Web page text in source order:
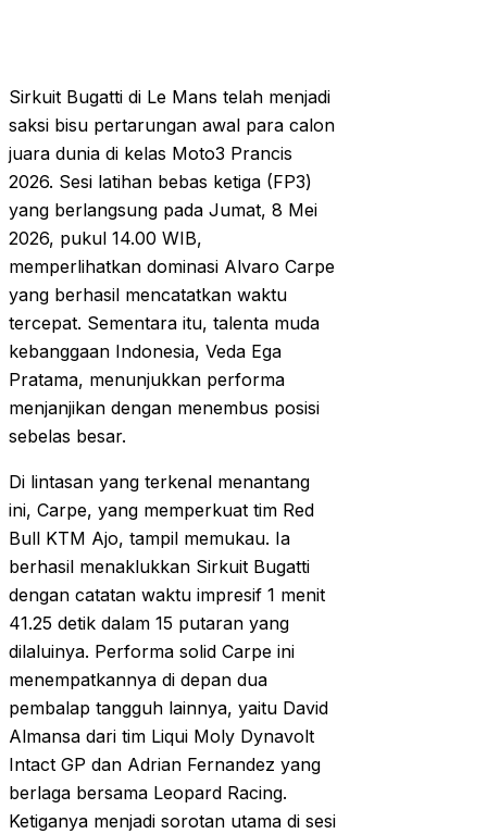
Sirkuit Bugatti di Le Mans telah menjadi
saksi bisu pertarungan awal para calon
juara dunia di kelas Moto3 Prancis
2026. Sesi latihan bebas ketiga (FP3)
yang berlangsung pada Jumat, 8 Mei
2026, pukul 14.00 WIB,
memperlihatkan dominasi Alvaro Carpe
yang berhasil mencatatkan waktu
tercepat. Sementara itu, talenta muda
kebanggaan Indonesia, Veda Ega
Pratama, menunjukkan performa
menjanjikan dengan menembus posisi
sebelas besar.
Di lintasan yang terkenal menantang
ini, Carpe, yang memperkuat tim Red
Bull KTM Ajo, tampil memukau. Ia
berhasil menaklukkan Sirkuit Bugatti
dengan catatan waktu impresif 1 menit
41.25 detik dalam 15 putaran yang
dilaluinya. Performa solid Carpe ini
menempatkannya di depan dua
pembalap tangguh lainnya, yaitu David
Almansa dari tim Liqui Moly Dynavolt
Intact GP dan Adrian Fernandez yang
berlaga bersama Leopard Racing.
Ketiganya menjadi sorotan utama di sesi